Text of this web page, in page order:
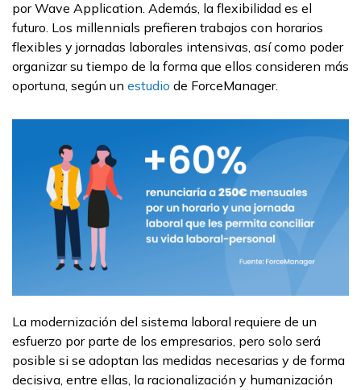
por Wave Application. Además, la flexibilidad es el
futuro. Los millennials prefieren trabajos con horarios
flexibles y jornadas laborales intensivas, así como poder
organizar su tiempo de la forma que ellos consideren más
oportuna, según un estudio de ForceManager.
La modernización del sistema laboral requiere de un
esfuerzo por parte de los empresarios, pero solo será
posible si se adoptan las medidas necesarias y de forma
decisiva, entre ellas, la racionalización y humanización